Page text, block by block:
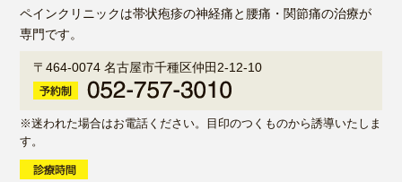
診
療
時
間|
ペ
ペインクリニックは帯状疱疹の神経痛と腰痛・関節痛の治療が
専門です。
〒464-0074 名古屋市千種区仲田2-12-10
※迷われた場合はお電話ください。目印のつくものから誘導いたしま
す。